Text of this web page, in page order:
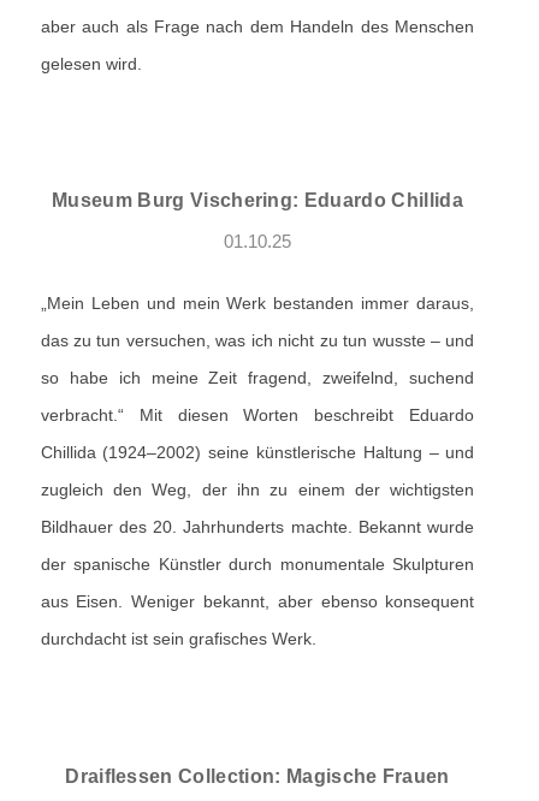
aber auch als Frage nach dem Handeln des Menschen
gelesen wird.
Museum Burg Vischering: Eduardo Chillida
01.10.25
„Mein Leben und mein Werk bestanden immer daraus,
das zu tun versuchen, was ich nicht zu tun wusste – und
so habe ich meine Zeit fragend, zweifelnd, suchend
verbracht.“ Mit diesen Worten beschreibt Eduardo
Chillida (1924–2002) seine künstlerische Haltung – und
zugleich den Weg, der ihn zu einem der wichtigsten
Bildhauer des 20. Jahrhunderts machte. Bekannt wurde
der spanische Künstler durch monumentale Skulpturen
aus Eisen. Weniger bekannt, aber ebenso konsequent
durchdacht ist sein grafisches Werk.
Draiflessen Collection: Magische Frauen